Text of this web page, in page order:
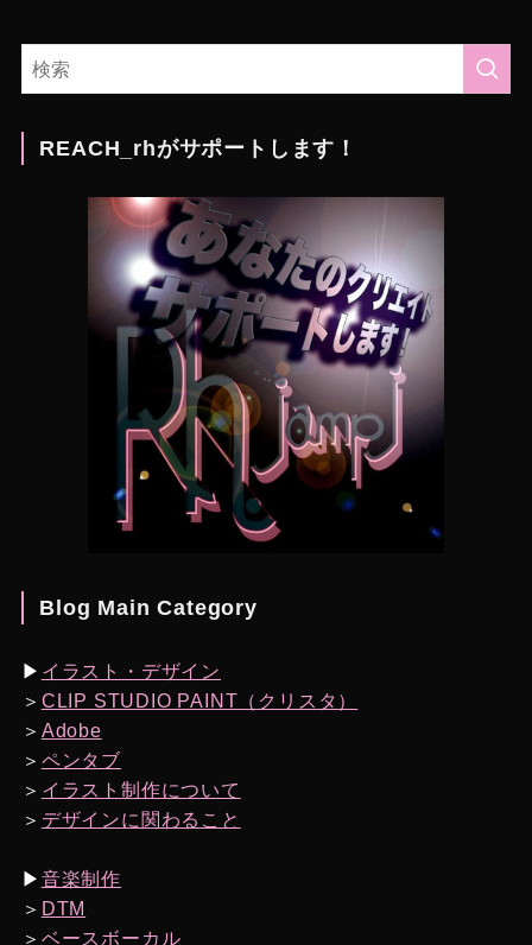
REACH_rhがサポートします！
Blog Main Category
▶︎ イラスト・デザイン
＞ CLIP STUDIO PAINT（クリスタ）
＞ Adobe
＞ ペンタブ
＞ イラスト制作について
＞ デザインに関わること
▶︎ 音楽制作
＞ DTM
＞ ベースボーカル